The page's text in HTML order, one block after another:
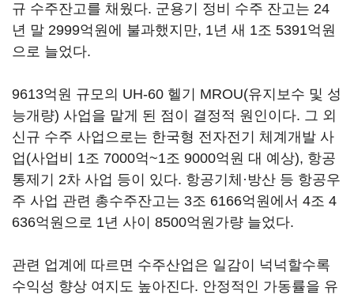
규 수주잔고를 채웠다. 군용기 정비 수주 잔고는 24
년 말 2999억원에 불과했지만, 1년 새 1조 5391억원
으로 늘었다.
9613억원 규모의 UH-60 헬기 MROU(유지보수 및 성
능개량) 사업을 맡게 된 점이 결정적 원인이다. 그 외
신규 수주 사업으로는 한국형 전자전기 체계개발 사
업(사업비 1조 7000억~1조 9000억원 대 예상), 항공
통제기 2차 사업 등이 있다. 항공기체·방산 등 항공우
주 사업 관련 총수주잔고는 3조 6166억원에서 4조 4
636억원으로 1년 사이 8500억원가량 늘었다.
관련 업계에 따르면 수주산업은 일감이 넉넉할수록
수익성 향상 여지도 높아진다. 안정적인 가동률을 유